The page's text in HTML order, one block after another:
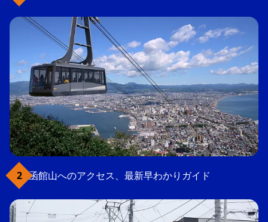
函館山へのアクセス、最新早わかりガイド